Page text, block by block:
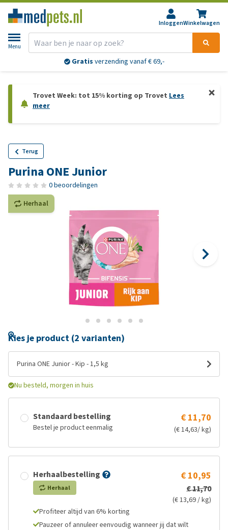
InloggenWinkelwagen
Menu
Gratis verzending vanaf € 69,-
Trovet Week: tot 15% korting op Trovet Lees
meer
Terug
Purina ONE Junior
0 beoordelingen
Herhaal
Kies je product (2 varianten)
Purina ONE Junior - Kip - 1,5 kg
Nu besteld, morgen in huis
Standaard bestelling
Bestel je product eenmalig
€ 11,70
(€ 14,63/ kg)
Herhaalbestelling
Herhaal
€ 10,95
€ 11,70
(€ 13,69 / kg)
Profiteer altijd van 6% korting
Pauzeer of annuleer eenvoudig wanneer jij dat wilt